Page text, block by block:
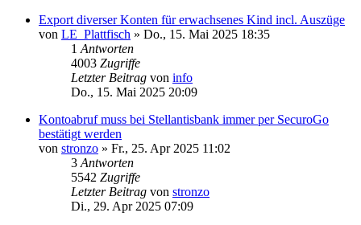
Export diverser Konten für erwachsenes Kind incl. Auszüge
von LE_Plattfisch » Do., 15. Mai 2025 18:35
1 Antworten
4003 Zugriffe
Letzter Beitrag von info
Do., 15. Mai 2025 20:09
Kontoabruf muss bei Stellantisbank immer per SecuroGo
bestätigt werden
von stronzo » Fr., 25. Apr 2025 11:02
3 Antworten
5542 Zugriffe
Letzter Beitrag von stronzo
Di., 29. Apr 2025 07:09